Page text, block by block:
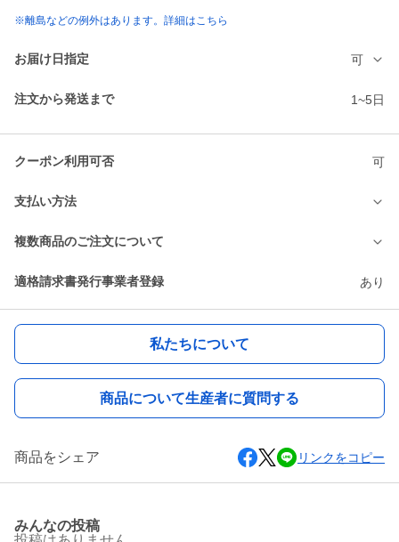
※離島などの例外はあります。詳細はこちら
お届け日指定 可
注文から発送まで 1~5日
クーポン利用可否 可
支払い方法
複数商品のご注文について
適格請求書発行事業者登録 あり
私たちについて
商品について生産者に質問する
商品をシェア リンクをコピー
みんなの投稿